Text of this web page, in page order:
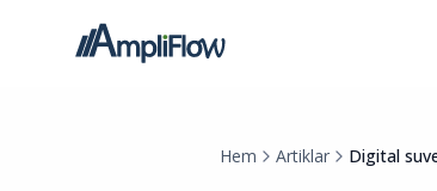
Hem Artiklar Digital